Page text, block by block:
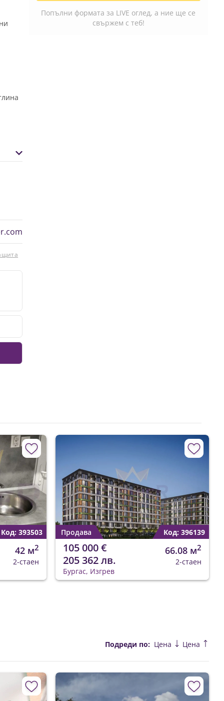
Попълни формата за LIVE оглед, а ние ще се
свържем с теб!
Код: 393503
42 м2
2-стаен
Продава Код: 396139
105 000 €
205 362 лв.
66.08 м2
2-стаен
Бургас, Изгрев
Подреди по: Цена Цена